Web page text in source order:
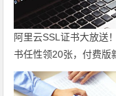
阿里云SSL证书大放送
书任性领20张，付费版
至6折仅95元起，一站
场景HTTPS安全需求！